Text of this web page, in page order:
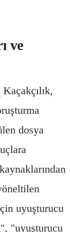
ve
Kaçakçılık,
dosya
uyuşturucu
"uyuşturucu